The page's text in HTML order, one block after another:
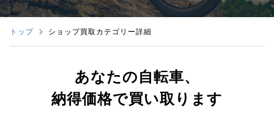
トップ ショップ買取カテゴリー詳細
あなたの自転車、
納得価格で買い取ります